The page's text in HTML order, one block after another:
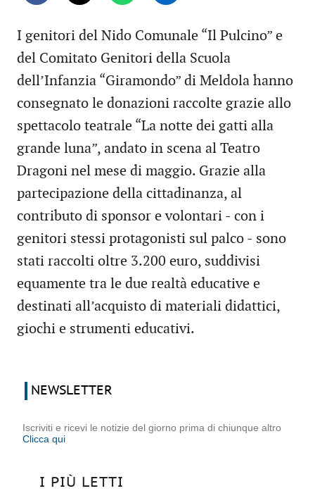
I genitori del Nido Comunale “Il Pulcino” e
del Comitato Genitori della Scuola
dell’Infanzia “Giramondo” di Meldola hanno
consegnato le donazioni raccolte grazie allo
spettacolo teatrale “La notte dei gatti alla
grande luna”, andato in scena al Teatro
Dragoni nel mese di maggio. Grazie alla
partecipazione della cittadinanza, al
contributo di sponsor e volontari - con i
genitori stessi protagonisti sul palco - sono
stati raccolti oltre 3.200 euro, suddivisi
equamente tra le due realtà educative e
destinati all’acquisto di materiali didattici,
giochi e strumenti educativi.
NEWSLETTER
Iscriviti e ricevi le notizie del giorno prima di chiunque altro
Clicca qui
I PIÙ LETTI